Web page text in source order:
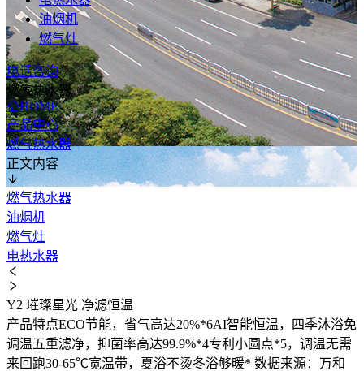
油烟机
燃气灶
电话咨询
燃气热水器
HOME
产品中心
燃气热水器
正文内容
燃气热水器
油烟机
燃气灶
电热水器
Y2 璀璨星光 净滤恒温
产品特点ECO节能，省气高达20%*6AI智能恒温，四季沐浴免
调温五重滤净，抑菌率高达99.9%*4专利小圆点*5，调温无需
来回跑30-65℃宽温带，夏浴不烫冬浴够暖* 数据来源：万和